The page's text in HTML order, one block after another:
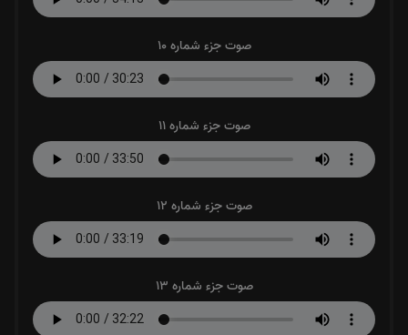
صوت جزء شماره 10
صوت جزء شماره 11
صوت جزء شماره 12
صوت جزء شماره 13